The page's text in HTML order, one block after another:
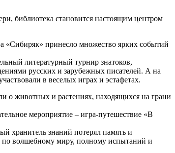
библиотека становится настоящим центром
принесло множество ярких событий
литературный турнир знатоков,
русских и зарубежных писателей. А на
в веселых играх и эстафетах.
о животных и растениях, находящихся на грани
мероприятие – игра-путешествие «В
хранитель знаний потерял память и
по волшебному миру, полному испытаний и